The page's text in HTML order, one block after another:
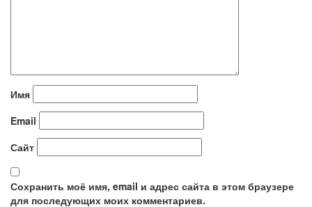
Имя
Email
Сайт
Сохранить моё имя, email и адрес сайта в этом браузере
для последующих моих комментариев.